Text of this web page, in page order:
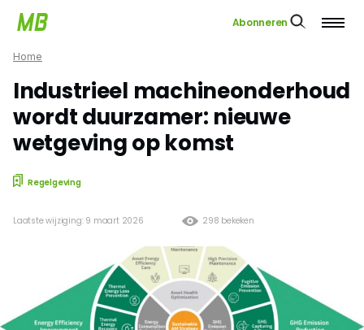
Abonneren
Home
Industrieel machineonderhoud
wordt duurzamer: nieuwe
wetgeving op komst
Regelgeving
298 bekeken
Laatste wijziging: 9 maart 2026